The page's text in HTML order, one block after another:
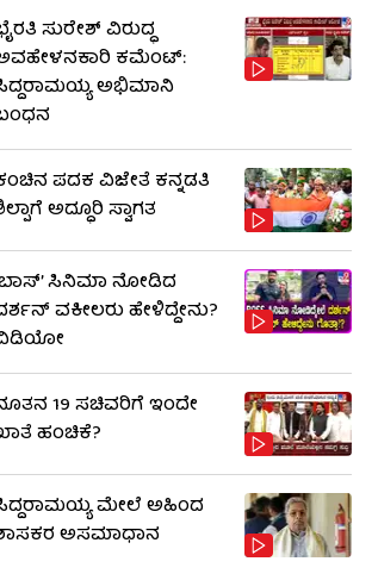
ಸುರೇಶ್ ವಿರುದ್ಧ
ಕಮೆಂಟ್:
ಅಭಿಮಾನಿ
ಪದಕ ವಿಜೇತೆ ಕನ್ನಡತಿ
ಅದ್ಧೂರಿ ಸ್ವಾಗತ
ಸಿನಿಮಾ ನೋಡಿದ
ವಕೀಲರು ಹೇಳಿದ್ದೇನು?
19 ಸಚಿವರಿಗೆ ಇಂದೇ
ಹಂಚಿಕೆ?
ಮೇಲೆ ಅಹಿಂದ
ಅಸಮಾಧಾನ